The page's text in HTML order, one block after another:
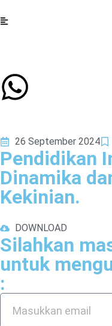
26 September 2024
Pendidikan
Dinamika
Kekinian.
DOWNLOAD
Silahkan
untuk
: